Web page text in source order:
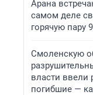
Арана
самом деле
горячую пару
Смоленскую
власти ввели
погибшие —